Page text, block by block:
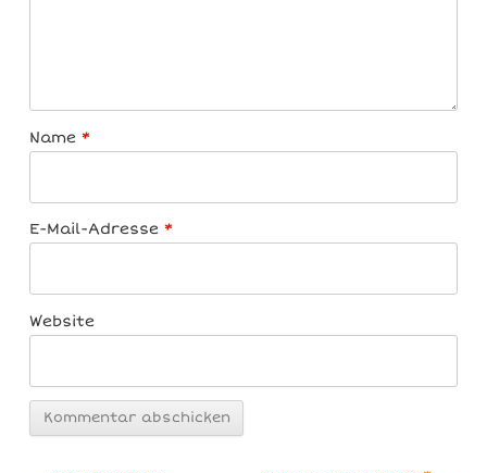
Name*
E-Mail-Adresse*
Website